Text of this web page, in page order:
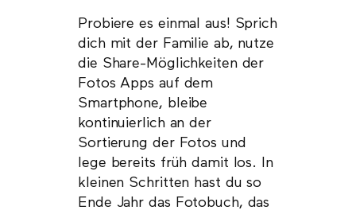
Probiere es einmal aus! Sprich
dich mit der Familie ab, nutze
die Share-Möglichkeiten der
Fotos Apps auf dem
Smartphone, bleibe
kontinuierlich an der
Sortierung der Fotos und
lege bereits früh damit los. In
kleinen Schritten hast du so
Ende Jahr das Fotobuch, das